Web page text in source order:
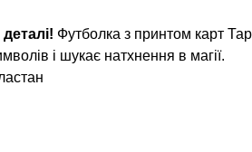
Футболка з принтом карт
і шукає натхнення в магії.